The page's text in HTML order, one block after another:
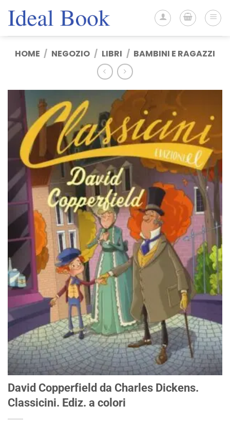
HOME / NEGOZIO / LIBRI / BAMBINI E RAGAZZI
David Copperfield da Charles Dickens.
Classicini. Ediz. a colori